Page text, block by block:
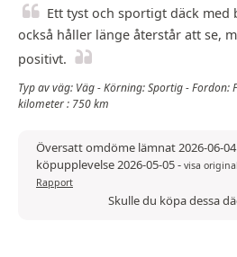
Ett tyst och sportigt däck med
också håller länge återstår att se,
positivt.
Typ av väg: Väg - Körning: Sportig - Fordon:
kilometer : 750 km
Översatt omdöme lämnat 2026-06-
köpupplevelse 2026-05-05- visa
Rapport
Skulle du köpa dessa